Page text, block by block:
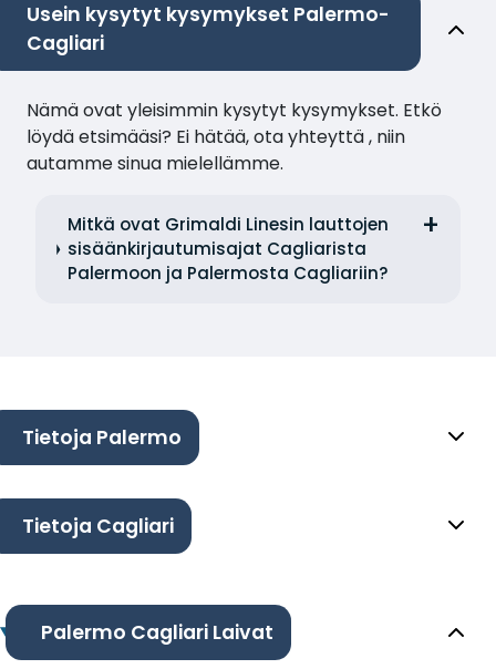
Usein kysytyt kysymykset Palermo-
Cagliari
Nämä ovat yleisimmin kysytyt kysymykset. Etkö
löydä etsimääsi? Ei hätää, ota yhteyttä , niin
autamme sinua mielellämme.
Mitkä ovat Grimaldi Linesin lauttojen
sisäänkirjautumisajat Cagliarista
Palermoon ja Palermosta Cagliariin?
Tietoja Palermo
Tietoja Cagliari
Palermo Cagliari Laivat